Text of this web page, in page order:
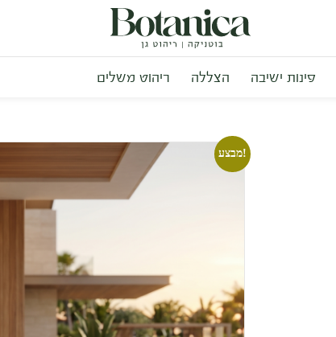
פינות ישיבה הצללה ריהוט משלים
מבצע!